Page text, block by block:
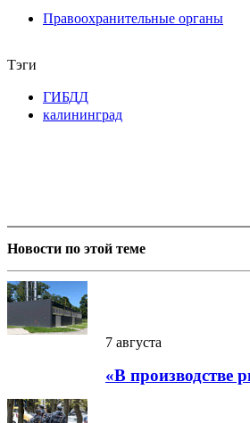
Правоохранительные органы
Тэги
ГИБДД
калининград
Новости по этой теме
7 августа
«В производстве